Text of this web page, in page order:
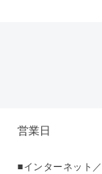
営業日
■インターネット／